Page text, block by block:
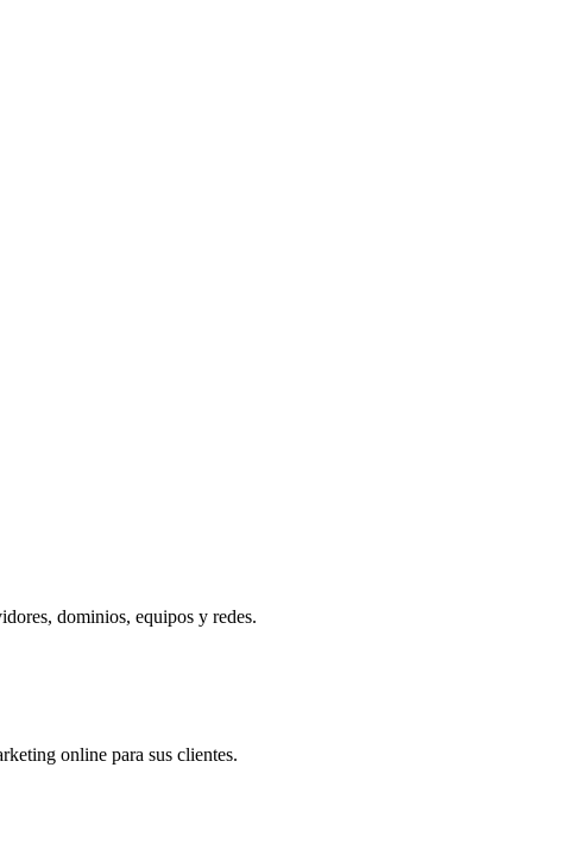
dominios, equipos y redes.
online para sus clientes.